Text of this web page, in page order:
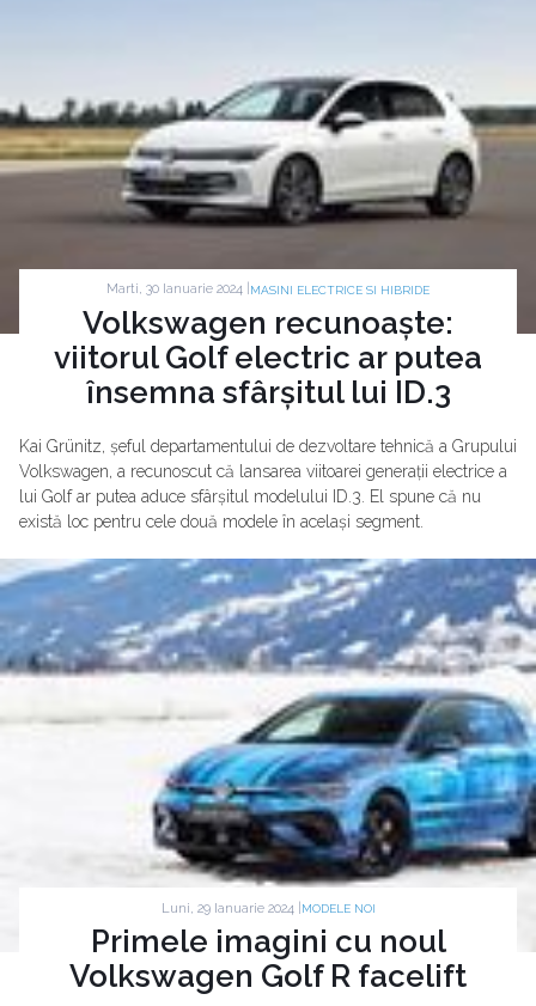
Marti, 30 Ianuarie 2024 | MASINI ELECTRICE SI HIBRIDE
Volkswagen recunoaște:
viitorul Golf electric ar putea
însemna sfârșitul lui ID.3
Kai Grünitz, șeful departamentului de dezvoltare tehnică a Grupului
Volkswagen, a recunoscut că lansarea viitoarei generații electrice a
lui Golf ar putea aduce sfârșitul modelului ID.3. El spune că nu
există loc pentru cele două modele în același segment.
Luni, 29 Ianuarie 2024 | MODELE NOI
Primele imagini cu noul
Volkswagen Golf R facelift